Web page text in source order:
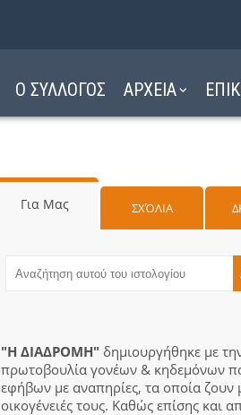
Ο ΣΥΛΛΟΓΟΣ ΑΡΧΕΙΑ
Για Μας ΣΧΌΛΙΑ
"Η ΔΙΑΔΡΟΜΗ" δημιουργήθηκε με
πρωτοβουλία γονέων & κηδεμόνων
εφήβων με αναπηρίες, τα οποία ζουν
οικογένειές τους. Καθώς επίσης και